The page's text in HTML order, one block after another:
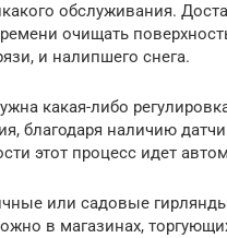
обслуживания.
очищать
и налипшего снега.
какая-либо
благодаря наличию
этот процесс идет
или садовые
в магазинах,